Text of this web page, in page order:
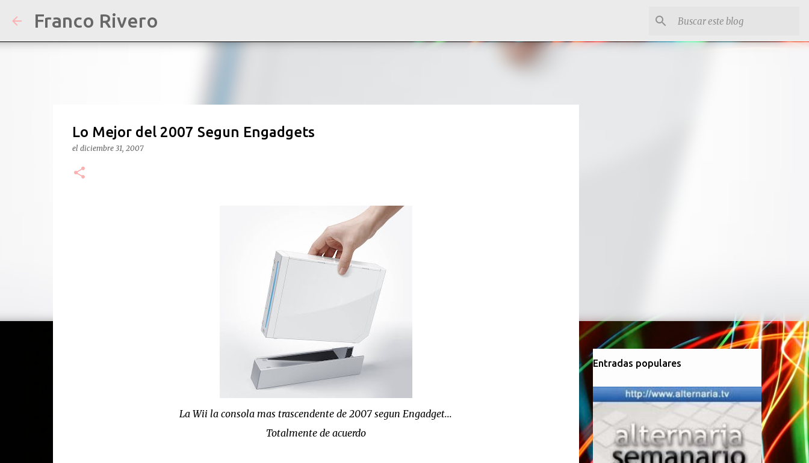
Franco Rivero
Lo Mejor del 2007 Segun Engadgets
el diciembre 31, 2007
La Wii la consola mas trascendente de 2007 segun Engadget...
Totalmente de acuerdo
Entradas populares